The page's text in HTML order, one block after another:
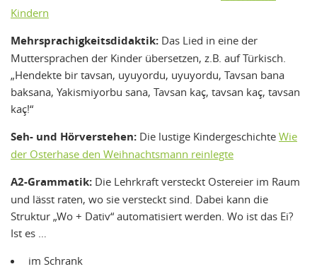
Kindern
Mehrsprachigkeitsdidaktik: Das Lied in eine der
Muttersprachen der Kinder übersetzen, z.B. auf Türkisch.
„Hendekte bir tavsan, uyuyordu, uyuyordu, Tavsan bana
baksana, Yakismiyorbu sana, Tavsan kaç, tavsan kaç, tavsan
kaç!“
Seh- und Hörverstehen: Die lustige Kindergeschichte Wie
der Osterhase den Weihnachtsmann reinlegte
A2-Grammatik: Die Lehrkraft versteckt Ostereier im Raum
und lässt raten, wo sie versteckt sind. Dabei kann die
Struktur „Wo + Dativ“ automatisiert werden. Wo ist das Ei?
Ist es …
im Schrank